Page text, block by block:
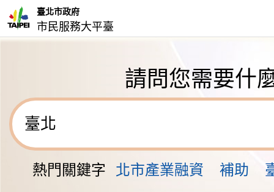
臺北市政府
市民服務大平臺
請問您需要什
熱門關鍵字 北市產業融資 補助